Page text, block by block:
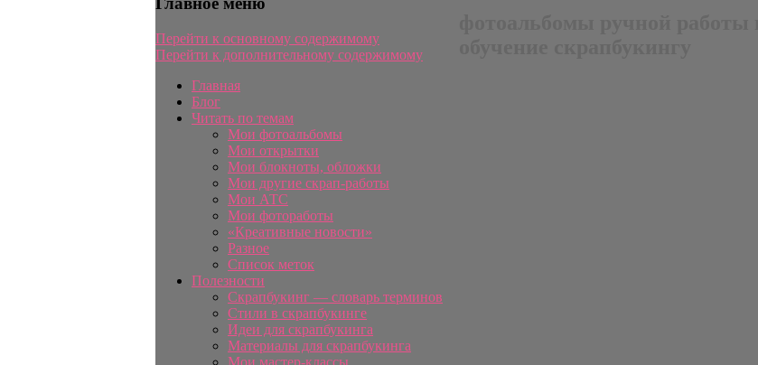
Перейти к основному содержимому
Перейти к дополнительному содержимому
Главная
Блог
Читать по темам
Мои фотоальбомы
Мои открытки
Мои блокноты, обложки
Мои другие скрап-работы
Мои АТС
Мои фотоработы
«Креативные новости»
Разное
Список меток
Полезности
Скрапбукинг — словарь терминов
Стили в скрапбукинге
Идеи для скрапбукинга
Материалы для скрапбукинга
Мои мастер-классы